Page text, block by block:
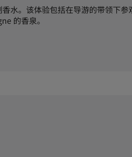
水。该体验包括在导游的带领下
的香泉。